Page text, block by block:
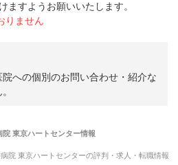
ますようお願いいたします。
りません
への個別のお問い合わせ・紹介な
東京ハートセンター情報
院 東京ハートセンターの評判・求人・転職情報